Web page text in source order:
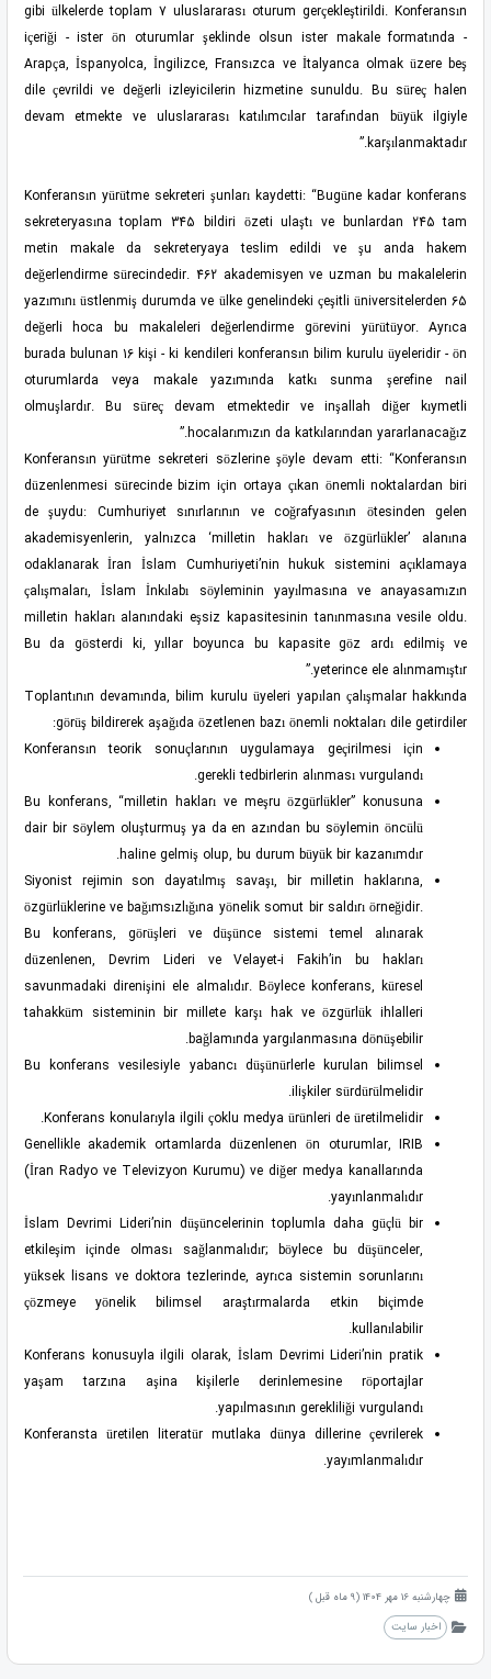
gibi ülkelerde toplam 7 uluslararası oturum gerçekleştirildi. Konferansın
içeriği - ister ön oturumlar şeklinde olsun ister makale formatında -
Arapça, İspanyolca, İngilizce, Fransızca ve İtalyanca olmak üzere beş
dile çevrildi ve değerli izleyicilerin hizmetine sunuldu. Bu süreç halen
devam etmekte ve uluslararası katılımcılar tarafından büyük ilgiyle
karşılanmaktadır.”
Konferansın yürütme sekreteri şunları kaydetti: “Bugüne kadar konferans
sekreteryasına toplam 345 bildiri özeti ulaştı ve bunlardan 245 tam
metin makale da sekreteryaya teslim edildi ve şu anda hakem
değerlendirme sürecindedir. 462 akademisyen ve uzman bu makalelerin
yazımını üstlenmiş durumda ve ülke genelindeki çeşitli üniversitelerden 65
değerli hoca bu makaleleri değerlendirme görevini yürütüyor. Ayrıca
burada bulunan 16 kişi - ki kendileri konferansın bilim kurulu üyeleridir - ön
oturumlarda veya makale yazımında katkı sunma şerefine nail
olmuşlardır. Bu süreç devam etmektedir ve inşallah diğer kıymetli
hocalarımızın da katkılarından yararlanacağız.”
Konferansın yürütme sekreteri sözlerine şöyle devam etti: “Konferansın
düzenlenmesi sürecinde bizim için ortaya çıkan önemli noktalardan biri
de şuydu: Cumhuriyet sınırlarının ve coğrafyasının ötesinden gelen
akademisyenlerin, yalnızca ‘milletin hakları ve özgürlükler’ alanına
odaklanarak İran İslam Cumhuriyeti’nin hukuk sistemini açıklamaya
çalışmaları, İslam İnkılabı söyleminin yayılmasına ve anayasamızın
milletin hakları alanındaki eşsiz kapasitesinin tanınmasına vesile oldu.
Bu da gösterdi ki, yıllar boyunca bu kapasite göz ardı edilmiş ve
yeterince ele alınmamıştır.”
Toplantının devamında, bilim kurulu üyeleri yapılan çalışmalar hakkında
görüş bildirerek aşağıda özetlenen bazı önemli noktaları dile getirdiler:
Konferansın teorik sonuçlarının uygulamaya geçirilmesi için
gerekli tedbirlerin alınması vurgulandı.
Bu konferans, “milletin hakları ve meşru özgürlükler” konusuna
dair bir söylem oluşturmuş ya da en azından bu söylemin öncülü
haline gelmiş olup, bu durum büyük bir kazanımdır.
Siyonist rejimin son dayatılmış savaşı, bir milletin haklarına,
özgürlüklerine ve bağımsızlığına yönelik somut bir saldırı örneğidir.
Bu konferans, görüşleri ve düşünce sistemi temel alınarak
düzenlenen, Devrim Lideri ve Velayet-i Fakih’in bu hakları
savunmadaki direnişini ele almalıdır. Böylece konferans, küresel
tahakküm sisteminin bir millete karşı hak ve özgürlük ihlalleri
bağlamında yargılanmasına dönüşebilir.
Bu konferans vesilesiyle yabancı düşünürlerle kurulan bilimsel
ilişkiler sürdürülmelidir.
Konferans konularıyla ilgili çoklu medya ürünleri de üretilmelidir.
Genellikle akademik ortamlarda düzenlenen ön oturumlar, IRIB
(İran Radyo ve Televizyon Kurumu) ve diğer medya kanallarında
yayınlanmalıdır.
İslam Devrimi Lideri’nin düşüncelerinin toplumla daha güçlü bir
etkileşim içinde olması sağlanmalıdır; böylece bu düşünceler,
yüksek lisans ve doktora tezlerinde, ayrıca sistemin sorunlarını
çözmeye yönelik bilimsel araştırmalarda etkin biçimde
kullanılabilir.
Konferans konusuyla ilgili olarak, İslam Devrimi Lideri’nin pratik
yaşam tarzına aşina kişilerle derinlemesine röportajlar
yapılmasının gerekliliği vurgulandı.
Konferansta üretilen literatür mutlaka dünya dillerine çevrilerek
yayımlanmalıdır.
چهارشنبه 16 مهر 1404 (9 ماه قبل )
اخبار سایت